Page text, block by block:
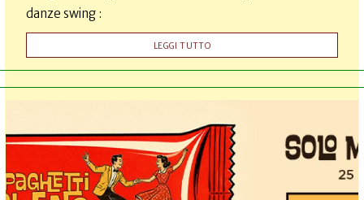
danze swing :
LEGGI TUTTO